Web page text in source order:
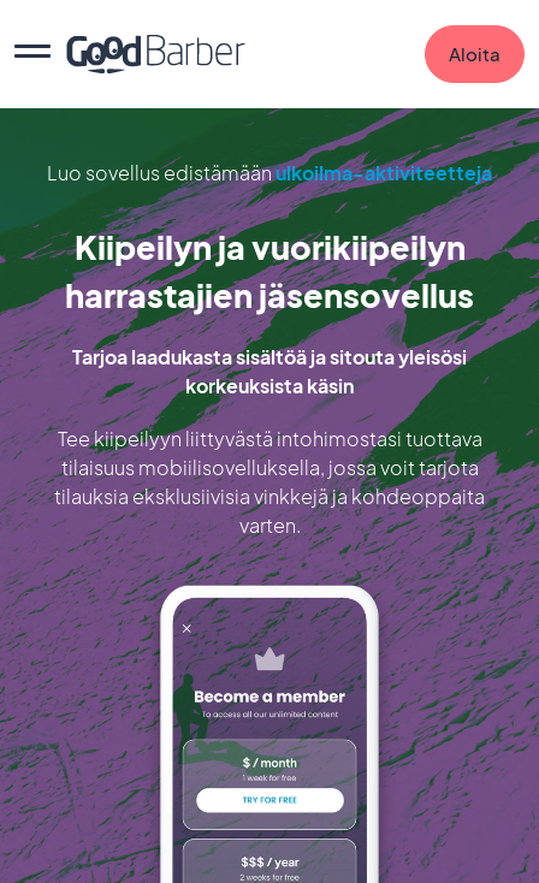
Aloita
Luo sovellus edistämäänulkoilma-aktiviteetteja
Kiipeilyn ja vuorikiipeilyn
harrastajien jäsensovellus
Tarjoa laadukasta sisältöä ja sitouta yleisösi
korkeuksista käsin
Tee kiipeilyyn liittyvästä intohimostasi tuottava
tilaisuus mobiilisovelluksella, jossa voit tarjota
tilauksia eksklusiivisia vinkkejä ja kohdeoppaita
varten.